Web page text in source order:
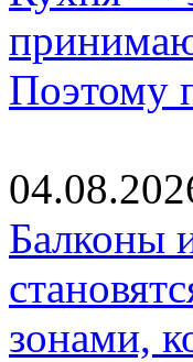
Поэтому
Балконы
зонами,